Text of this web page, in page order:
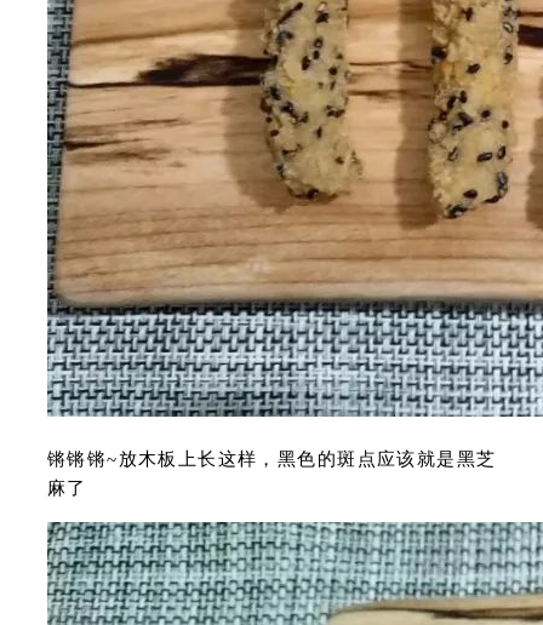
锵锵锵~放木板上长这样，黑色的斑点应该就是黑芝
麻了